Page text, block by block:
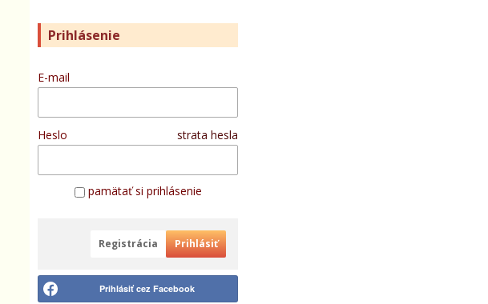
Prihlásenie
E-mail
Heslo strata hesla
pamätať si prihlásenie
Registrácia Prihlásiť
Prihlásiť cez Facebook